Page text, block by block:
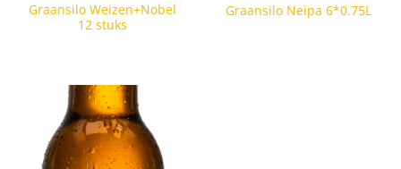
Graansilo Weizen+Nobel
12 stuks
Graansilo Neipa 6*0.75L